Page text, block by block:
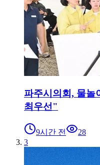
파주시의회, 물
최우선"
9시간 전
28
3